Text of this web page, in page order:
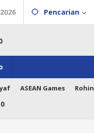
Pencarian
ASEAN Games